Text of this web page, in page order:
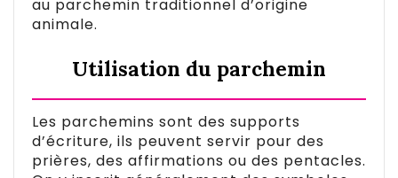
au parchemin traditionnel d’origine
animale.
Utilisation du parchemin
Les parchemins sont des supports
d’écriture, ils peuvent servir pour des
prières, des affirmations ou des pentacles.